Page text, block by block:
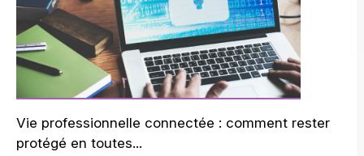
Vie professionnelle connectée : comment rester
protégé en toutes...